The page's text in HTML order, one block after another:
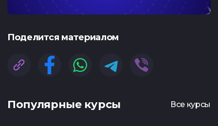
Поделится материалом
Популярные курсы Все курсы